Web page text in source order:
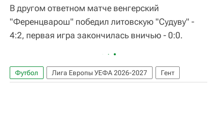
В другом ответном матче венгерский
"Ференцварош" победил литовскую "Судуву" -
4:2, первая игра закончилась вничью - 0:0.
Футбол Лига Европы УЕФА 2026-2027 Гент